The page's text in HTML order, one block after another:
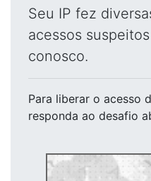
Seu IP fez
acessos
conosco.
Para liberar o acesso
responda ao desafio